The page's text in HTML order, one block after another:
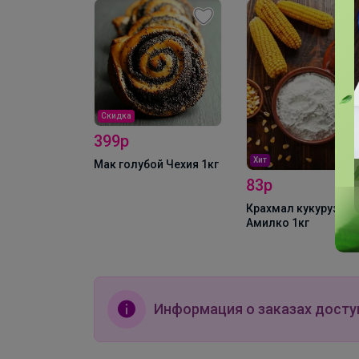
Скидка
399р
Мак голубой Чехия 1кг Хит
83р
Крахмал кукурузный
Амилко 1кг
Информация о заказах